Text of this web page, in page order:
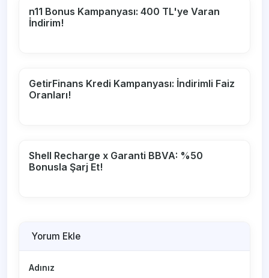
n11 Bonus Kampanyası: 400 TL'ye Varan
İndirim!
GetirFinans Kredi Kampanyası: İndirimli Faiz
Oranları!
Shell Recharge x Garanti BBVA: %50
Bonusla Şarj Et!
Yorum Ekle
Adınız